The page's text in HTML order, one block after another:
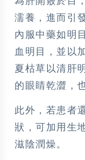
濡養，進而引
內服中藥如明
血明目，並以
夏枯草以清肝
的眼睛乾澀，
此外，若患者
狀，可加用生
滋陰潤燥。